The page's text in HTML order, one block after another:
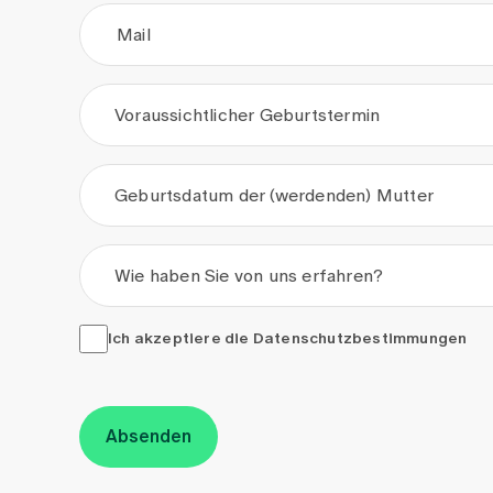
Mail
. .
Voraussichtlicher Geburtstermin
. .
Geburtsdatum der (werdenden) Mutter
Wie haben Sie von uns erfahren?
Ich akzeptiere die <a href="/de/
Ich akzeptiere die Datenschutzbestimmungen
Absenden